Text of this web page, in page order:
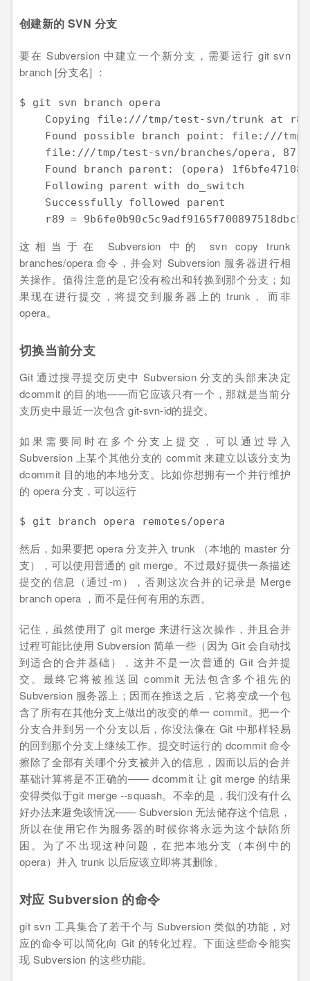
创建新的 SVN 分支
要在 Subversion 中建立一个新分支，需要运行 git svn
branch [分支名] ：
$ git svn branch opera
Copying file:///tmp/test-svn/trunk at
Found possible branch point: file:///
    file:///tmp/test-svn/branches/opera, 87
Found branch parent: (opera)
    Following parent with do_switch
    Successfully followed parent
r89 =
这相当于在 Subversion 中的 svn copy trunk
branches/opera 命令，并会对 Subversion 服务器进行相
关操作。值得注意的是它没有检出和转换到那个分支；如
果现在进行提交，将提交到服务器上的 trunk， 而非
opera。
切换当前分支
Git 通过搜寻提交历史中 Subversion 分支的头部来决定
dcommit 的目的地——而它应该只有一个，那就是当前分
支历史中最近一次包含 git-svn-id的提交。
如果需要同时在多个分支上提交，可以通过导入
Subversion 上某个其他分支的 commit 来建立以该分支为
dcommit 目的地的本地分支。比如你想拥有一个并行维护
的 opera 分支，可以运行
$ git branch opera remotes/opera
然后，如果要把 opera 分支并入 trunk （本地的 master 分
支），可以使用普通的 git merge。不过最好提供一条描述
提交的信息（通过-m），否则这次合并的记录是 Merge
branch opera ，而不是任何有用的东西。
记住，虽然使用了 git merge 来进行这次操作，并且合并
过程可能比使用 Subversion 简单一些（因为 Git 会自动找
到适合的合并基础），这并不是一次普通的 Git 合并提
交。最终它将被推送回 commit 无法包含多个祖先的
Subversion 服务器上；因而在推送之后，它将变成一个包
含了所有在其他分支上做出的改变的单一 commit。把一个
分支合并到另一个分支以后，你没法像在 Git 中那样轻易
的回到那个分支上继续工作。提交时运行的 dcommit 命令
擦除了全部有关哪个分支被并入的信息，因而以后的合并
基础计算将是不正确的—— dcommit 让 git merge 的结果
变得类似于git merge --squash。不幸的是，我们没有什么
好办法来避免该情况—— Subversion 无法储存这个信息，
所以在使用它作为服务器的时候你将永远为这个缺陷所
困。为了不出现这种问题，在把本地分支（本例中的
opera）并入 trunk 以后应该立即将其删除。
对应 Subversion 的命令
git svn 工具集合了若干个与 Subversion 类似的功能，对
应的命令可以简化向 Git 的转化过程。下面这些命令能实
现 Subversion 的这些功能。